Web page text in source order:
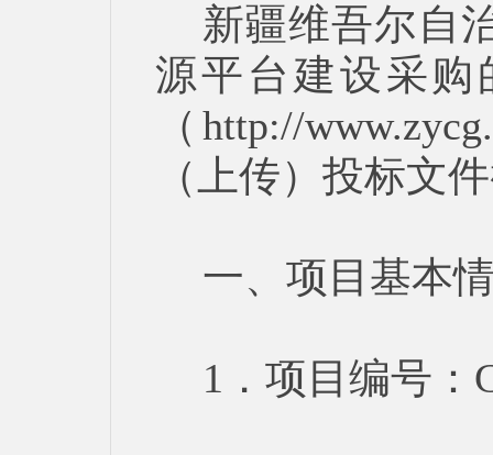
新疆维吾尔自
源平台建设采
（http://
（上传）投标文
一、项目基本
1．项目编号：